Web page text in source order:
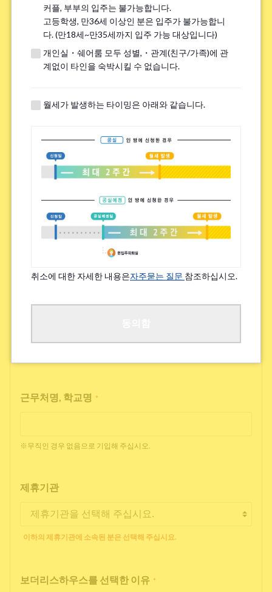
※이미 견학을 진행한 분은 ｢견학했음｣이라고 기입해주세요.
*
※전면 금연 하우스에는 흡연자는 입주하실 수 없으므로 양해 바랍니다.
자전거 주차장에 대해. *
필수 불필요
특기할 알레르기/지병 등 *
※쾌적한 거주를 위해 여쭙고 있습니다.
근무처명, 학교명 *
※무직인 경우 없음으로 기입해 주십시오.
제휴기관
이하의 제휴기관에 소속된 분은 선택해 주십시요.
보더리스하우스를 선택한 이유 *
커플, 부부의 입주는 불가능합니다.
고등학생, 만36세 이상인 분은 입주가 불가능합니
다. (만18세~만35세까지 입주 가능 대상입니다)
개인실・쉐어룸 모두 성별,・관계(친구/가족)에 관
계없이 타인을 숙박시킬 수 없습니다.
월세가 발생하는 타이밍은 아래와 같습니다.
취소에 대한 자세한 내용은자주묻는 질문 참조하십시오.